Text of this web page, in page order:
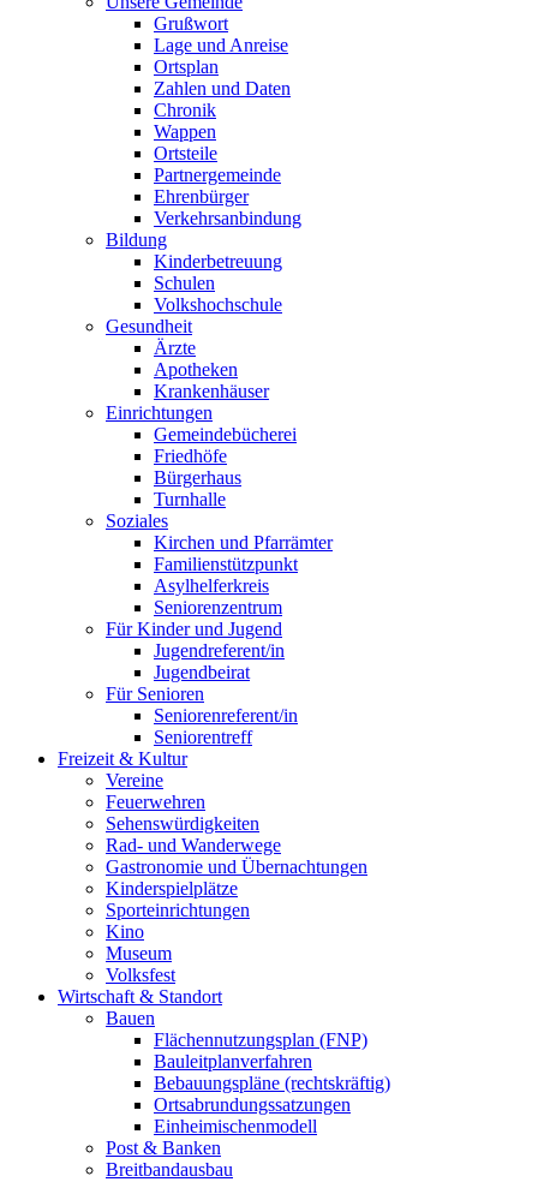
Grußwort
Lage und Anreise
Ortsplan
Zahlen und Daten
Chronik
Wappen
Ortsteile
Partnergemeinde
Ehrenbürger
Verkehrsanbindung
Bildung
Kinderbetreuung
Schulen
Volkshochschule
Gesundheit
Ärzte
Apotheken
Krankenhäuser
Einrichtungen
Gemeindebücherei
Friedhöfe
Bürgerhaus
Turnhalle
Soziales
Kirchen und Pfarrämter
Familienstützpunkt
Asylhelferkreis
Seniorenzentrum
Für Kinder und Jugend
Jugendreferent/in
Jugendbeirat
Für Senioren
Seniorenreferent/in
Seniorentreff
Freizeit & Kultur
Vereine
Feuerwehren
Sehenswürdigkeiten
Rad- und Wanderwege
Gastronomie und Übernachtungen
Kinderspielplätze
Sporteinrichtungen
Kino
Museum
Volksfest
Wirtschaft & Standort
Bauen
Flächennutzungsplan (FNP)
Bauleitplanverfahren
Bebauungspläne (rechtskräftig)
Ortsabrundungssatzungen
Einheimischenmodell
Post & Banken
Breitbandausbau